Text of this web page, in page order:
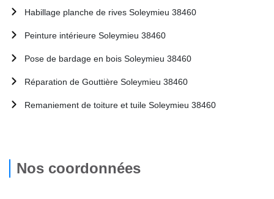
Habillage planche de rives Soleymieu 38460
Peinture intérieure Soleymieu 38460
Pose de bardage en bois Soleymieu 38460
Réparation de Gouttière Soleymieu 38460
Remaniement de toiture et tuile Soleymieu 38460
Nos coordonnées